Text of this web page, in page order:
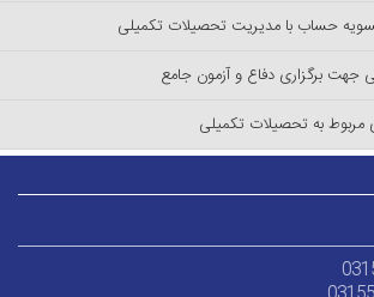
تسویه حساب با مدیریت تحصیلات تکمیلی
جهت برگزاری دفاع و آزمون جامع
مربوط به تحصیلات تکمیلی